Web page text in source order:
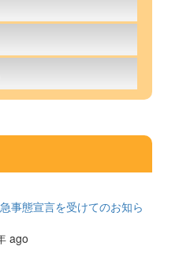
事態宣言を受けてのお知ら
ago